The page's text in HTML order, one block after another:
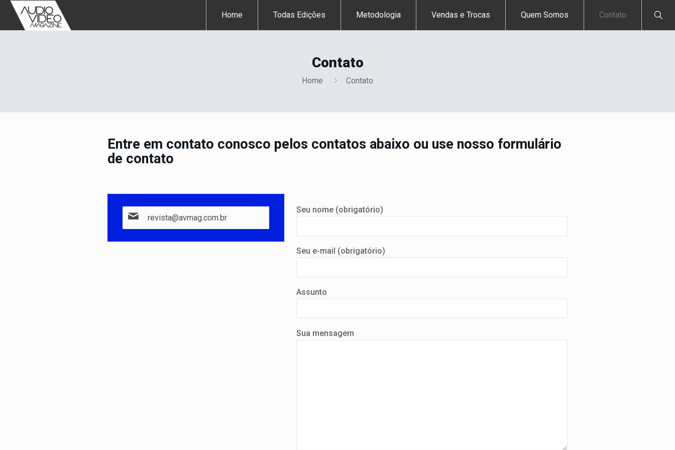
Home Todas Edições Metodologia Vendas e Trocas Quem Somos Contato
Contato
Home Contato
Entre em contato conosco pelos contatos abaixo ou use nosso formulário
de contato
revista@avmag.com.br
Seu nome (obrigatório)
Seu e-mail (obrigatório)
Assunto
Sua mensagem